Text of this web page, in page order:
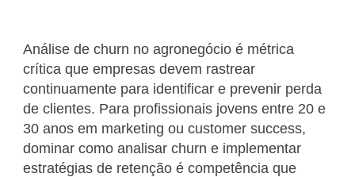
Análise de churn no agronegócio é métrica
crítica que empresas devem rastrear
continuamente para identificar e prevenir perda
de clientes. Para profissionais jovens entre 20 e
30 anos em marketing ou customer success,
dominar como analisar churn e implementar
estratégias de retenção é competência que